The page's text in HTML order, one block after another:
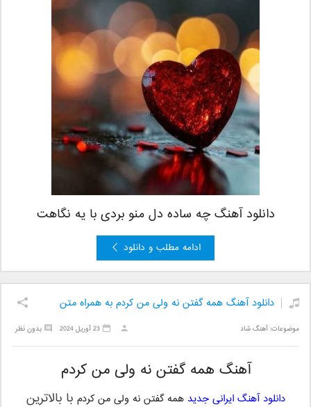
دانلود آهنگ چه ساده دل منو بردی با یه نگاهت
ادامه مطلب و دانلود
دانلود آهنگ همه گفتن نه ولی من کردم به همراه متن
موضوعات:آهنگ شاد بدون نظر 23 آوریل 2024
آهنگ همه گفتن نه ولی من کردم
دانلود آهنگ ایرانی جدید همه گفتن نه ولی من کردم با بالاترین